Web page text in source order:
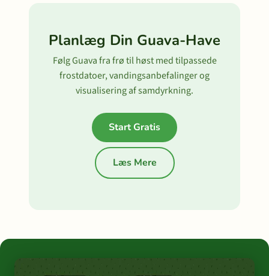
Planlæg Din Guava-Have
Følg Guava fra frø til høst med tilpassede
frostdatoer, vandingsanbefalinger og
visualisering af samdyrkning.
Start Gratis
Læs Mere